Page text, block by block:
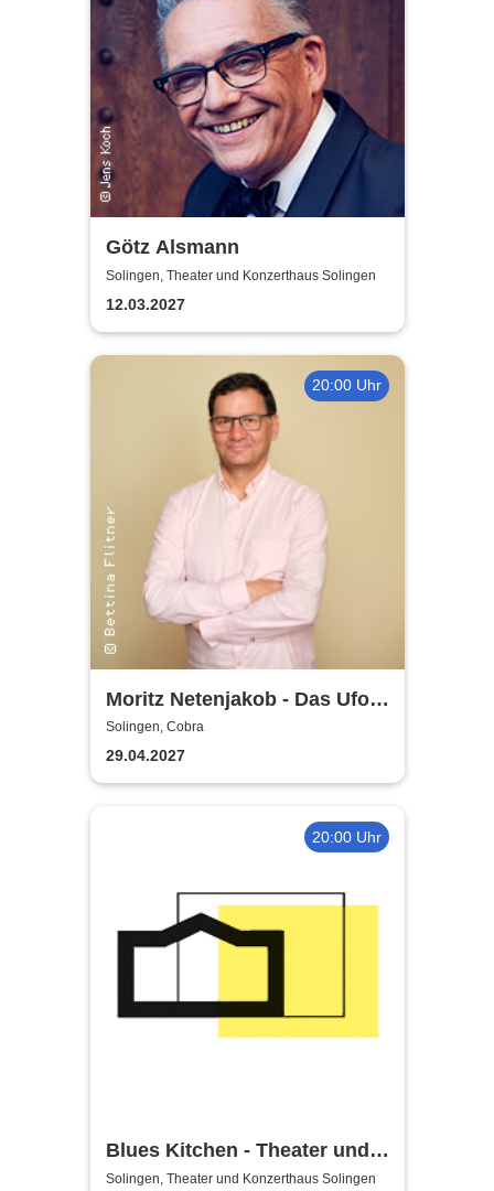
Götz Alsmann
Solingen, Theater und Konzerthaus Solingen
12.03.2027
20:00 Uhr
Moritz Netenjakob - Das Ufo
parkt falsch
Solingen, Cobra
29.04.2027
20:00 Uhr
Blues Kitchen - Theater und
Orchester Heidelberg
Solingen, Theater und Konzerthaus Solingen